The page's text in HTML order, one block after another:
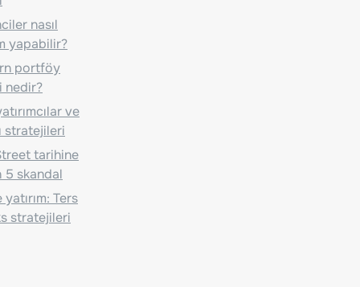
nasıl
yapabilir?
portföy
nedir?
ve
stratejileri
tarihine
5 skandal
Ters
stratejileri